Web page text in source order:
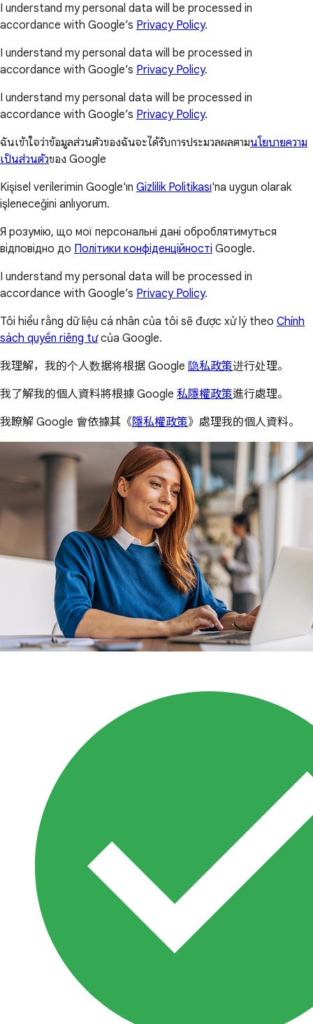
I understand my personal data will be processed in
accordance with Google’s Privacy Policy.
I understand my personal data will be processed in
accordance with Google’s Privacy Policy.
I understand my personal data will be processed in
accordance with Google’s Privacy Policy.
ฉันเข้าใจว่าข้อมูลส่วนตัวของฉันจะได้รับการประมวลผลตามนโยบายความ
เป็นส่วนตัวของ Google
Kişisel verilerimin Google'ın Gizlilik Politikası'na uygun olarak
işleneceğini anlıyorum.
Я розумію, що мої персональні дані оброблятимуться
відповідно до Політики конфіденційності Google.
I understand my personal data will be processed in
accordance with Google’s Privacy Policy.
Tôi hiểu rằng dữ liệu cá nhân của tôi sẽ được xử lý theo Chính
sách quyền riêng tưcủa Google.
我理解，我的个人数据将根据 Google 隐私政策进行处理。
我了解我的個人資料將根據 Google 私隱權政策進行處理。
我瞭解 Google 會依據其《隱私權政策》處理我的個人資料。